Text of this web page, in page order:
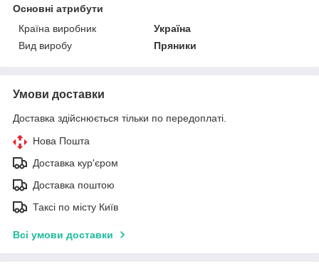
Основні атрибути
Країна виробник
Україна
Вид виробу
Пряники
Умови доставки
Доставка здійснюється тільки по передоплаті.
Нова Пошта
Доставка кур'єром
Доставка поштою
Таксі по місту Київ
Всі умови доставки